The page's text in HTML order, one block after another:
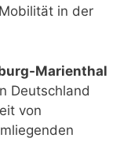
in der
Marienthal
Deutschland
von